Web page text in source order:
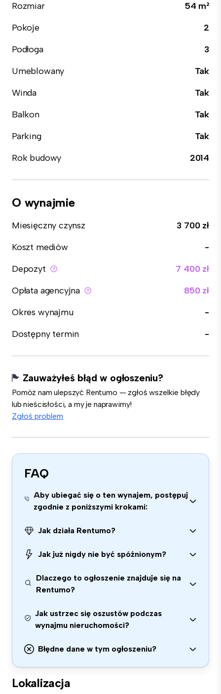
Rozmiar
54 m²
Pokoje
2
Podłoga
3
Umeblowany
Tak
Winda
Tak
Balkon
Tak
Parking
Tak
Rok budowy
2014
O wynajmie
Miesięczny czynsz
3 700 zł
Koszt mediów
-
Depozyt
7 400 zł
Opłata agencyjna
850 zł
Okres wynajmu
-
Dostępny termin
-
Zauważyłeś błąd w ogłoszeniu?
Pomóż nam ulepszyć Rentumo — zgłoś wszelkie błędy
lub nieścisłości, a my je naprawimy!
Zgłoś problem
FAQ
Aby ubiegać się o ten wynajem, postępuj
zgodnie z poniższymi krokami:
Jak działa Rentumo?
Jak już nigdy nie być spóźnionym?
Dlaczego to ogłoszenie znajduje się na
Rentumo?
Jak ustrzec się oszustów podczas
wynajmu nieruchomości?
Błędne dane w tym ogłoszeniu?
Lokalizacja